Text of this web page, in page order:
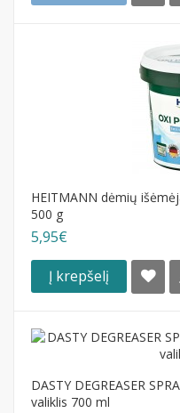
HEITMANN dėmių
500 g
5,95€
Į krepšelį
DASTY DEGREASER
valiklis 700 ml